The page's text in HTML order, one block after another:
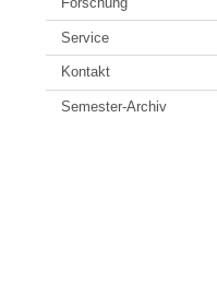
Service
Kontakt
Semester-Archiv